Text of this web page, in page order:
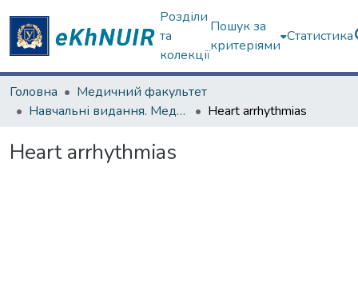
Розділи
та
колекції
Пошук за
критеріями
Статистика
Головна
Медичний факультет
Навчальні видання. Медичний факультет
Heart arrhythmias
Heart arrhythmias